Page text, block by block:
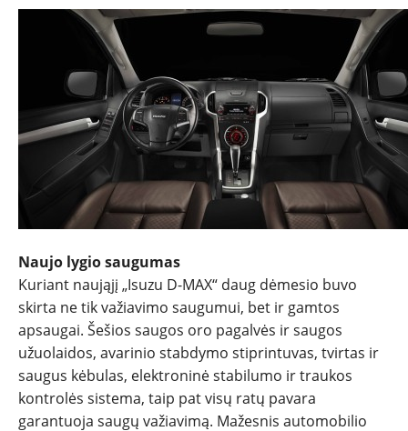
Naujo lygio saugumas
Kuriant naująjį „Isuzu D-MAX“ daug dėmesio buvo
skirta ne tik važiavimo saugumui, bet ir gamtos
apsaugai. Šešios saugos oro pagalvės ir saugos
užuolaidos, avarinio stabdymo stiprintuvas, tvirtas ir
saugus kėbulas, elektroninė stabilumo ir traukos
kontrolės sistema, taip pat visų ratų pavara
garantuoja saugų važiavimą. Mažesnis automobilio